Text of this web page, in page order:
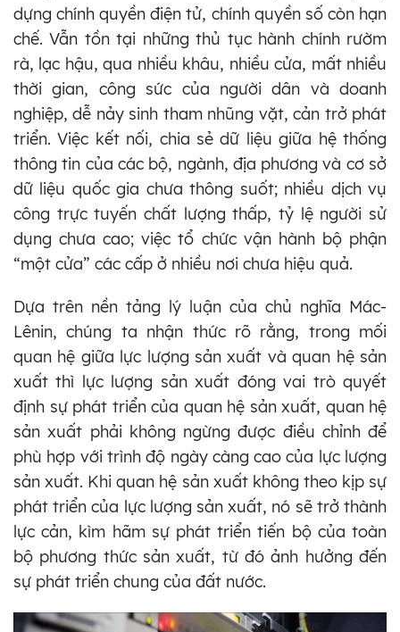
dựng chính quyền điện tử, chính quyền số còn hạn
chế. Vẫn tồn tại những thủ tục hành chính rườm
rà, lạc hậu, qua nhiều khâu, nhiều cửa, mất nhiều
thời gian, công sức của người dân và doanh
nghiệp, dễ nảy sinh tham nhũng vặt, cản trở phát
triển. Việc kết nối, chia sẻ dữ liệu giữa hệ thống
thông tin của các bộ, ngành, địa phương và cơ sở
dữ liệu quốc gia chưa thông suốt; nhiều dịch vụ
công trực tuyến chất lượng thấp, tỷ lệ người sử
dụng chưa cao; việc tổ chức vận hành bộ phận
“một cửa” các cấp ở nhiều nơi chưa hiệu quả.
Dựa trên nền tảng lý luận của chủ nghĩa Mác-
Lênin, chúng ta nhận thức rõ rằng, trong mối
quan hệ giữa lực lượng sản xuất và quan hệ sản
xuất thì lực lượng sản xuất đóng vai trò quyết
định sự phát triển của quan hệ sản xuất, quan hệ
sản xuất phải không ngừng được điều chỉnh để
phù hợp với trình độ ngày càng cao của lực lượng
sản xuất. Khi quan hệ sản xuất không theo kịp sự
phát triển của lực lượng sản xuất, nó sẽ trở thành
lực cản, kìm hãm sự phát triển tiến bộ của toàn
bộ phương thức sản xuất, từ đó ảnh hưởng đến
sự phát triển chung của đất nước.